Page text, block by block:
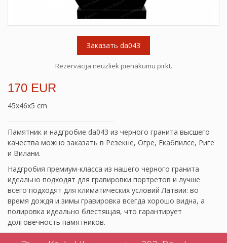
Заказать da043
Rezervācija neuzliek pienākumu pirkt.
170 EUR
45x46x5 cm
Памятник и надгробие da043 из черного гранита высшего
качества можно заказать в Резекне, Огре, Екабпилсе, Риге
и Вилани.
Надгробия премиум-класса из нашего черного гранита
идеально подходят для гравировки портретов и лучше
всего подходят для климатических условий Латвии: во
время дождя и зимы гравировка всегда хорошо видна, а
полировка идеально блестящая, что гарантирует
долговечность памятников.